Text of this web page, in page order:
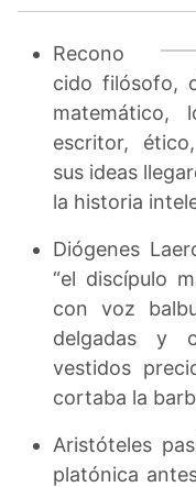
Recono
cido filósofo,
matemático,
escritor,
sus ideas
la historia
Diógenes
“el discípulo
con voz
delgadas y
vestidos
cortaba la
Aristóteles
platónica